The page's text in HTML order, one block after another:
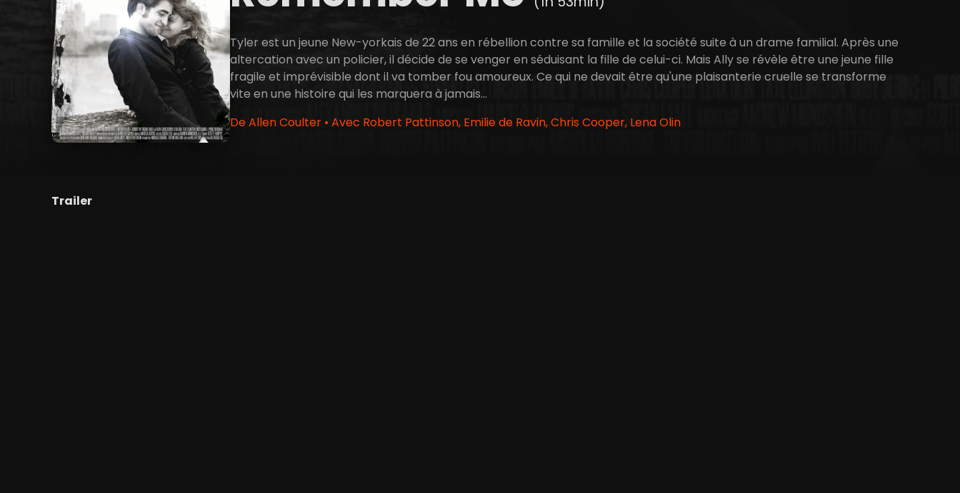
Tyler est un jeune New-yorkais de 22 ans en rébellion contre sa famille et la société suite à un drame familial. Après une
altercation avec un policier, il décide de se venger en séduisant la fille de celui-ci. Mais Ally se révèle être une jeune fille
fragile et imprévisible dont il va tomber fou amoureux. Ce qui ne devait être qu'une plaisanterie cruelle se transforme
vite en une histoire qui les marquera à jamais...
De Allen Coulter • Avec Robert Pattinson, Emilie de Ravin, Chris Cooper, Lena Olin
Trailer